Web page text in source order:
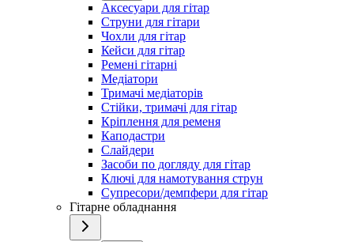
Аксесуари для гітар
Струни для гітари
Чохли для гітар
Кейси для гітар
Ремені гітарні
Медіатори
Тримачі медіаторів
Стійки, тримачі для гітар
Кріплення для ременя
Каподастри
Слайдери
Засоби по догляду для гітар
Ключі для намотування струн
Супресори/демпфери для гітар
Гітарне обладнання